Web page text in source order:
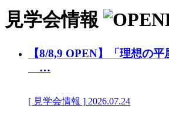
見学会情報
【8/8,9 OPEN】「理想の
…
[ 見学会情報 ] 2026.07.24